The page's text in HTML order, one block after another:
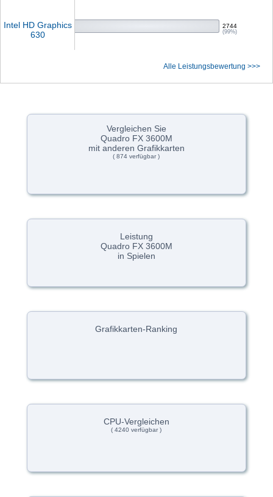
Intel HD Graphics
630
2744
(99%)
Alle Leistungsbewertung >>>
Vergleichen Sie
Quadro FX 3600M
mit anderen Grafikkarten
( 874 verfügbar )
Leistung
Quadro FX 3600M
in Spielen
Grafikkarten-Ranking
CPU-Vergleichen
( 4240 verfügbar )